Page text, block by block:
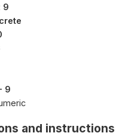
9
9
and instructions